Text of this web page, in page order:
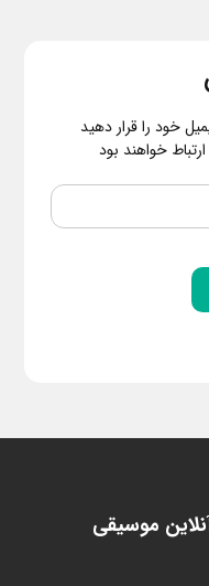
خود را قرار دهید
خواهند بود
موسیقی